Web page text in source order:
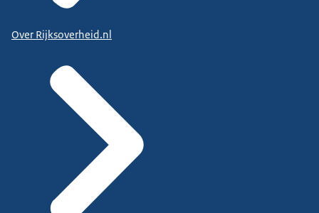
Over Rijksoverheid.nl